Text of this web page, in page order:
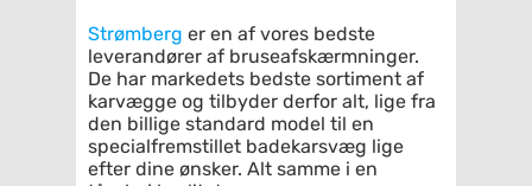
Strømberg er en af vores bedste
leverandører af bruseafskærmninger.
De har markedets bedste sortiment af
karvægge og tilbyder derfor alt, lige fra
den billige standard model til en
specialfremstillet badekarsvæg lige
efter dine ønsker. Alt samme i en